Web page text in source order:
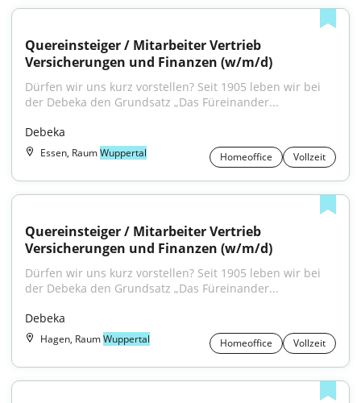
Quereinsteiger / Mitarbeiter Vertrieb
Versicherungen und Finanzen (w/m/d)
Dürfen wir uns kurz vorstellen? Seit 1905 leben wir bei
der Debeka den Grundsatz „Das Füreinander...
Debeka
Essen, RaumWuppertal Homeoffice Vollzeit
Quereinsteiger / Mitarbeiter Vertrieb
Versicherungen und Finanzen (w/m/d)
Dürfen wir uns kurz vorstellen? Seit 1905 leben wir bei
der Debeka den Grundsatz „Das Füreinander...
Debeka
Hagen, RaumWuppertal Homeoffice Vollzeit